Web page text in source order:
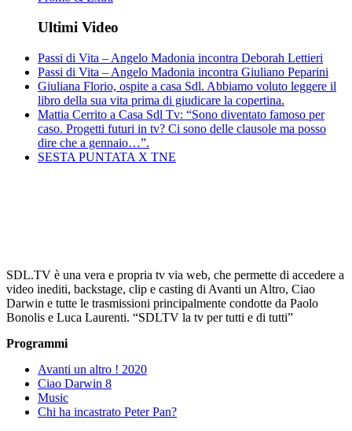
Ultimi Video
Passi di Vita – Angelo Madonia incontra Deborah Lettieri
Passi di Vita – Angelo Madonia incontra Giuliano Peparini
Giuliana Florio, ospite a casa Sdl. Abbiamo voluto leggere il
libro della sua vita prima di giudicare la copertina.
Mattia Cerrito a Casa Sdl Tv: “Sono diventato famoso per
caso. Progetti futuri in tv? Ci sono delle clausole ma posso
dire che a gennaio…”.
SESTA PUNTATA X TNE
SDL.TV è una vera e propria tv via web, che permette di accedere a
video inediti, backstage, clip e casting di Avanti un Altro, Ciao
Darwin e tutte le trasmissioni principalmente condotte da Paolo
Bonolis e Luca Laurenti. “SDLTV la tv per tutti e di tutti”
Programmi
Avanti un altro ! 2020
Ciao Darwin 8
Music
Chi ha incastrato Peter Pan?